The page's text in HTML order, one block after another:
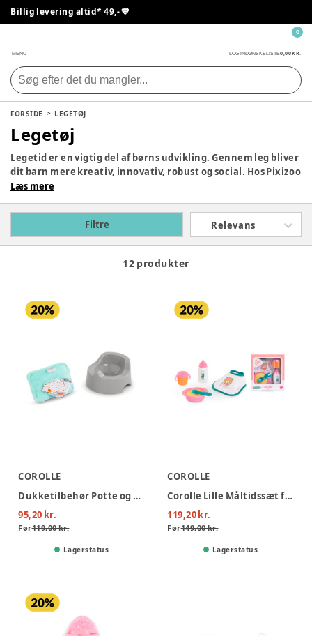
Billig levering altid* 49,- 💙
MENU LOG INDØNSKELISTE0,00 KR.
0
FORSIDE LEGETØJ
Legetøj
Legetid er en vigtig del af børns udvikling. Gennem leg bliver
dit barn mere kreativ, innovativ, robust og social. Hos Pixizoo
har vi samlet det bedste legetøj til både babyer og børn.
barn her.
Læs mere
Filtre Relevans
12 produkter
COROLLE
Dukketilbehør Potte og Vaskeklud
95,20 kr.
Før119,00 kr.
Lagerstatus
COROLLE
Corolle Lille Måltidssæt for 36cm dukke
119,20 kr.
Før149,00 kr.
Lagerstatus